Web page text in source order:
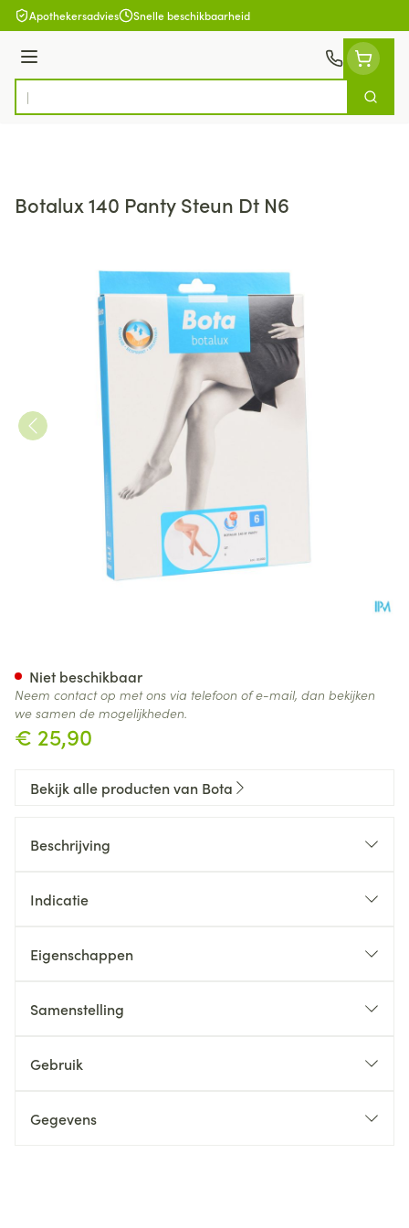
Ga naar de inhoud
Apothekersadvies Snelle beschikbaarheid
Menu
Product, merk, categorie...
Zoek
Botalux 140 Panty Steun Dt N6
€ 25,90
Niet beschikbaar
Neem contact op met ons via telefoon of e-mail, dan bekijken
we samen de mogelijkheden.
Bekijk alle producten van Bota
Beschrijving
Indicatie
Eigenschappen
Samenstelling
Gebruik
Gegevens